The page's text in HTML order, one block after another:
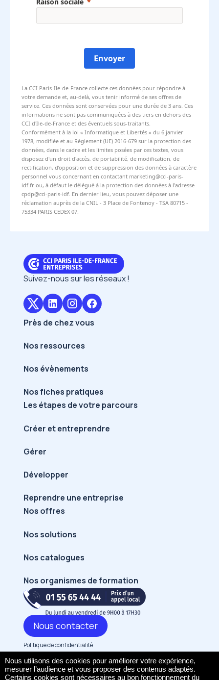
Raison sociale
Envoyer
La CCI Paris-Ile-de-France collecte ces données pour répondre à
votre demande et, au-delà, vous tenir informé de ses offres de
service. Ces données sont conservées pour une durée de 3 ans. Ces
informations ne sont pas communiquées à des tiers en dehors des
CCI d'Ile-de-France et des éventuels sous-traitants.
Conformément à la loi « Informatique et Libertés » du 6 janvier
1978, modifiée et au Règlement (UE) 2016-679 sur la protection des
données, dans le cadre et les limites posées par ces textes, vous
disposez d'un droit d'accès, de portabilité, de modification, de
rectification, d’opposition et de suppression des données à caractère
personnel vous concernant en contactant marketing@cci-paris-
idf.fr ou, à défaut le délégué à la protection des données à l'adresse
cpdp@cci-paris-idf. En dernier lieu, vous pouvez déposer une
réclamation auprès de la CNIL - 3 Place de Fontenoy - TSA 80715 -
75334 PARIS CEDEX 07.
Suivez-nous sur les réseaux !
Près de chez vous
Nos ressources
Nos évènements
Nos fiches pratiques
Les étapes de votre parcours
Créer et entreprendre
Gérer
Développer
Reprendre une entreprise
Nos offres
Nos solutions
Nos catalogues
Nos organismes de formation
Nous contacter
Politique et mentions
Politique de confidentialité
Mentions légales
CGU/CGV
Nous utilisons des cookies pour améliorer votre expérience,
mesurer l’audience et vous proposer des contenus adaptés.
Certains cookies sont nécessaires au bon fonctionnement du